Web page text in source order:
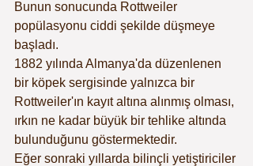
Bunun sonucunda Rottweiler
popülasyonu ciddi şekilde düşmeye
başladı.
1882 yılında Almanya'da düzenlenen
bir köpek sergisinde yalnızca bir
Rottweiler'ın kayıt altına alınmış olması,
ırkın ne kadar büyük bir tehlike altında
bulunduğunu göstermektedir.
Eğer sonraki yıllarda bilinçli yetiştiriciler